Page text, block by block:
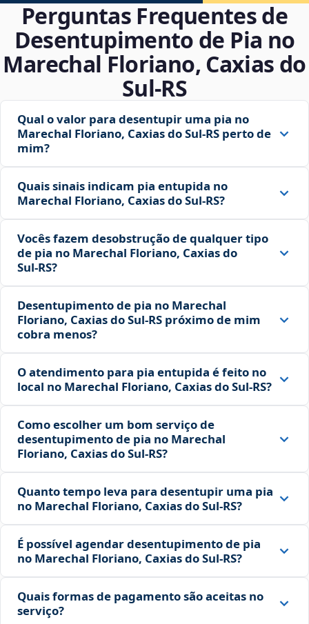
Perguntas Frequentes de
Desentupimento de Pia no
Marechal Floriano, Caxias do
Sul‑RS
Qual o valor para desentupir uma pia no
Marechal Floriano, Caxias do Sul‑RS perto de
mim?
Quais sinais indicam pia entupida no
Marechal Floriano, Caxias do Sul‑RS?
Vocês fazem desobstrução de qualquer tipo
de pia no Marechal Floriano, Caxias do
Sul‑RS?
Desentupimento de pia no Marechal
Floriano, Caxias do Sul‑RS próximo de mim
cobra menos?
O atendimento para pia entupida é feito no
local no Marechal Floriano, Caxias do Sul‑RS?
Como escolher um bom serviço de
desentupimento de pia no Marechal
Floriano, Caxias do Sul‑RS?
Quanto tempo leva para desentupir uma pia
no Marechal Floriano, Caxias do Sul‑RS?
É possível agendar desentupimento de pia
no Marechal Floriano, Caxias do Sul‑RS?
Quais formas de pagamento são aceitas no
serviço?